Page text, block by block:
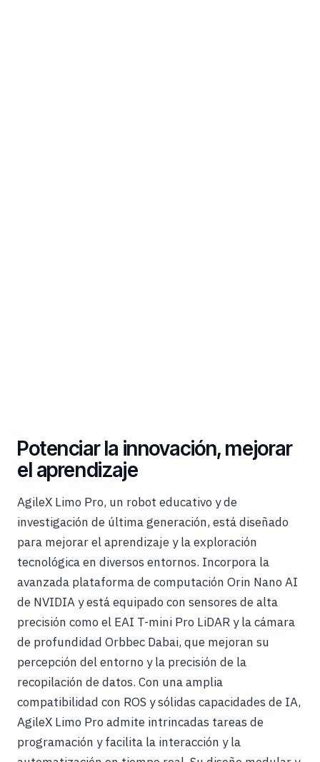
Potenciar la innovación, mejorar
el aprendizaje
AgileX Limo Pro, un robot educativo y de
investigación de última generación, está diseñado
para mejorar el aprendizaje y la exploración
tecnológica en diversos entornos. Incorpora la
avanzada plataforma de computación Orin Nano AI
de NVIDIA y está equipado con sensores de alta
precisión como el EAI T-mini Pro LiDAR y la cámara
de profundidad Orbbec Dabai, que mejoran su
percepción del entorno y la precisión de la
recopilación de datos. Con una amplia
compatibilidad con ROS y sólidas capacidades de IA,
AgileX Limo Pro admite intrincadas tareas de
programación y facilita la interacción y la